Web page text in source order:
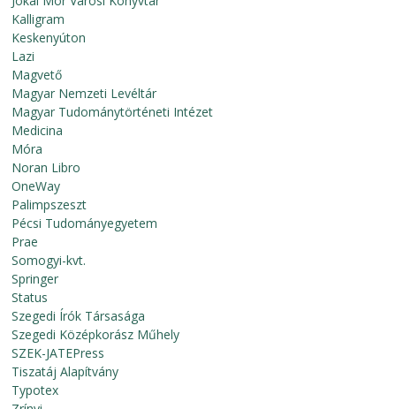
Kalligram
Keskenyúton
Lazi
Magvető
Magyar Nemzeti Levéltár
Magyar Tudománytörténeti Intézet
Medicina
Móra
Noran Libro
OneWay
Palimpszeszt
Pécsi Tudományegyetem
Prae
Somogyi-kvt.
Springer
Status
Szegedi Írók Társasága
Szegedi Középkorász Műhely
SZEK-JATEPress
Tiszatáj Alapítvány
Typotex